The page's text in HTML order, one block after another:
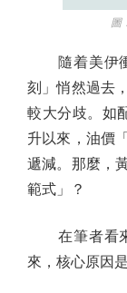
圖：
隨着美伊衝
刻」悄然過去
較大分歧。如
升以來，油價
遞減。那麼，
範式」？
在筆者看來
來，核心原因